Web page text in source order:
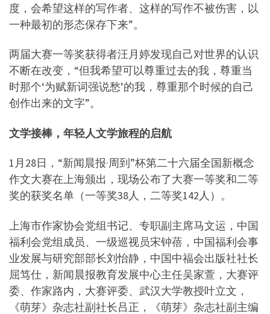
度，会希望这样的写作者、这样的写作不被伤害，以
一种最初的形态保存下来”。
两届大赛一等奖获得者汪月婷发现自己对世界的认识
不断在改变，“但我希望可以尊重过去的我，尊重当
时那个‘为赋新词强说愁’的我，尊重那个时候的自己
创作出来的文字”。
文学接棒，年轻人文学旅程的启航
1月28日，“新闻晨报·周到”杯第二十六届全国新概念
作文大赛在上海颁出，现场公布了大赛一等奖和二等
奖的获奖名单（一等奖38人，二等奖142人）。
上海市作家协会党组书记、专职副主席马文运，中国
福利会党组成员、一级巡视员宋钟蓓，中国福利会事
业发展与研究部部长刘怡静，中国中福会出版社社长
屈笃仕，新闻晨报教育发展中心主任吴家萱，大赛评
委、作家路内，大赛评委、武汉大学教授叶立文，
《萌芽》杂志社副社长吕正，《萌芽》杂志社副主编